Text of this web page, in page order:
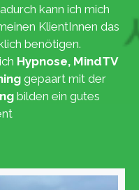
kann ich mich
KlientInnen das
benötigen.
Hypnose, MindTV
gepaart mit der
bilden ein gutes